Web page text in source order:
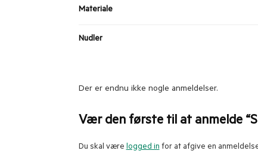
Materiale
Nudler
Der er endnu ikke nogle anmeldelser.
Vær den første til at anmelde
Du skal være logged in for at afgive en